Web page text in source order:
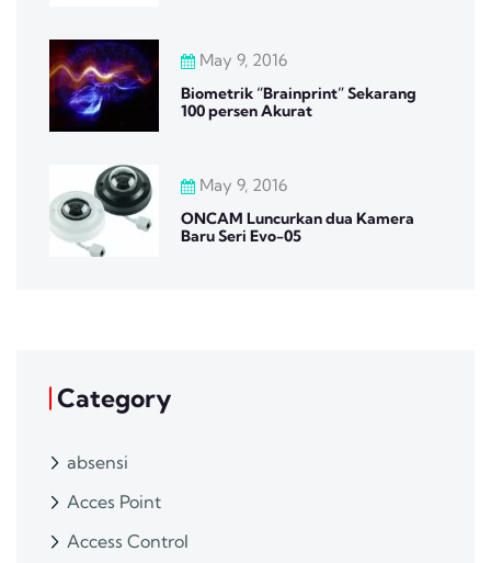
May 9, 2016
Biometrik “Brainprint” Sekarang
100 persen Akurat
May 9, 2016
ONCAM Luncurkan dua Kamera
Baru Seri Evo-05
Category
absensi
Acces Point
Access Control